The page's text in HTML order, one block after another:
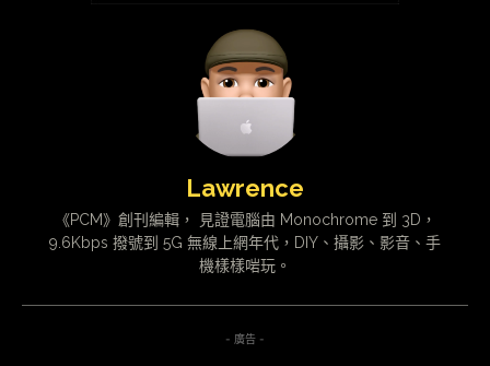
Lawrence
《PCM》創刊編輯， 見證電腦由 Monochrome 到 3D，
9.6Kbps 撥號到 5G 無線上網年代，DIY、攝影、影音、手
機樣樣啱玩。
- 廣告 -